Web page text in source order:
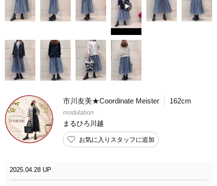
市川友美★Coordinate Meister 162cm
modulation
まるひろ川越
お気に入りスタッフに追加
2025.04.28 UP